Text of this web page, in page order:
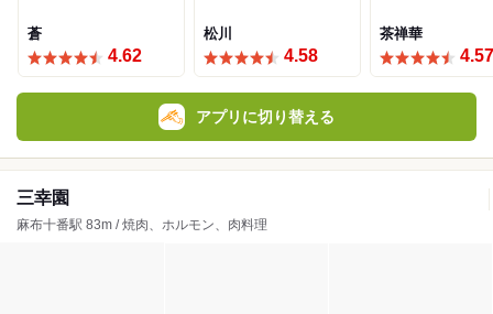
蒼
4.62
松川
4.58
茶禅華
4.57
アプリに切り替える
三幸園
麻布十番駅 83m / 焼肉、ホルモン、肉料理